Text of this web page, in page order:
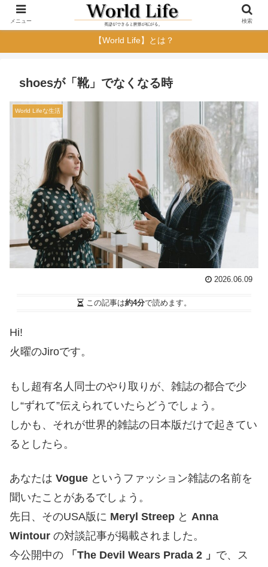
【World Life】とは？
shoesが「靴」でなくなる時
World Lifeな生活
2026.06.09
この記事は約4分で読めます。
Hi!
火曜のJiroです。
もし超有名人同士のやり取りが、雑誌の都合で少
し“ずれて”伝えられていたらどうでしょう。
しかも、それが世界的雑誌の日本版だけで起きてい
るとしたら。
あなたは Vogue というファッション雑誌の名前を
聞いたことがあるでしょう。
先日、そのUSA版に Meryl Streep と Anna
Wintour の対談記事が掲載されました。
今公開中の
「The Devil Wears Prada 2 」 で、ス
メニュー 検索